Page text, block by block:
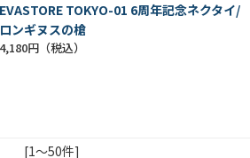
EVASTORE TOKYO-01 6周年記念ネクタイ/
ロンギヌスの槍
4,180円
[1～50件]